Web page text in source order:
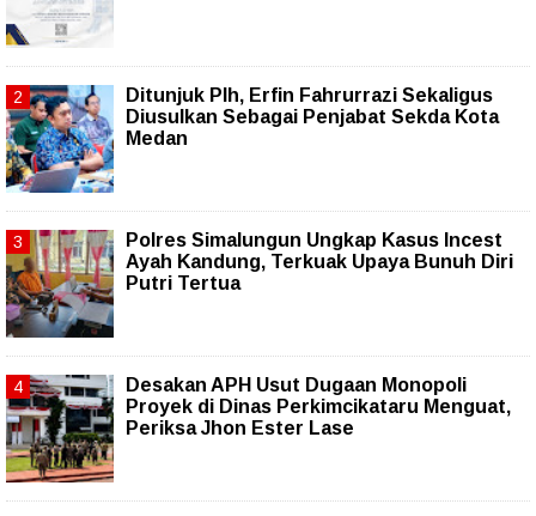
Ditunjuk Plh, Erfin Fahrurrazi Sekaligus
Diusulkan Sebagai Penjabat Sekda Kota
Medan
Polres Simalungun Ungkap Kasus Incest
Ayah Kandung, Terkuak Upaya Bunuh Diri
Putri Tertua
Desakan APH Usut Dugaan Monopoli
Proyek di Dinas Perkimcikataru Menguat,
Periksa Jhon Ester Lase